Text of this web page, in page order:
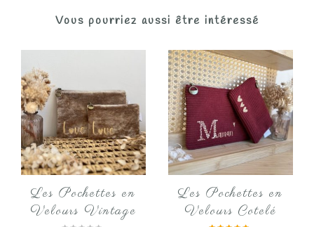
Vous pourriez aussi être intéressé
Les Pochettes en
Velours Vintage
Les Pochettes en
Velours Cotelé